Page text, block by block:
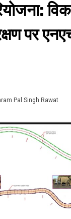
पर
Pal Singh Rawat